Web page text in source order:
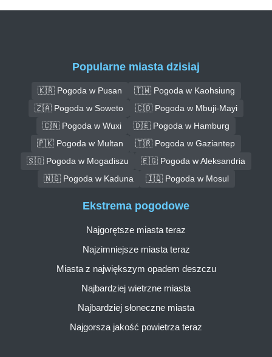
Popularne miasta dzisiaj
🇰🇷 Pogoda w Pusan
🇹🇼 Pogoda w Kaohsiung
🇿🇦 Pogoda w Soweto
🇨🇩 Pogoda w Mbuji-Mayi
🇨🇳 Pogoda w Wuxi
🇩🇪 Pogoda w Hamburg
🇵🇰 Pogoda w Multan
🇹🇷 Pogoda w Gaziantep
🇸🇴 Pogoda w Mogadiszu
🇪🇬 Pogoda w Aleksandria
🇳🇬 Pogoda w Kaduna
🇮🇶 Pogoda w Mosul
Ekstrema pogodowe
Najgorętsze miasta teraz
Najzimniejsze miasta teraz
Miasta z największym opadem deszczu
Najbardziej wietrzne miasta
Najbardziej słoneczne miasta
Najgorsza jakość powietrza teraz